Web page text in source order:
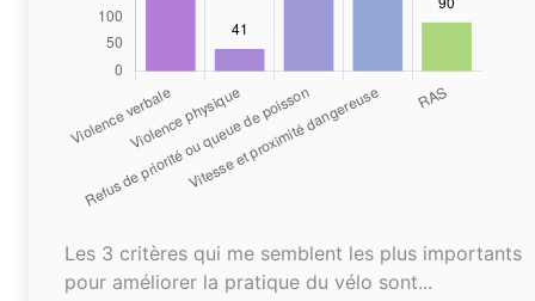
Les 3 critères qui me semblent les plus importants
pour améliorer la pratique du vélo sont...